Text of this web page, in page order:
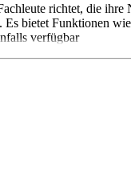
richtet, die
bietet Funktionen
verfügbar